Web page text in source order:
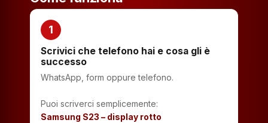
1
Scrivici che telefono hai e cosa gli è
successo
WhatsApp, form oppure telefono.
Puoi scriverci semplicemente:
Samsung S23 – display rotto